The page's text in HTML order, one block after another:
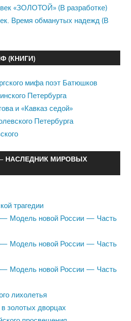
«ЗОЛОТОЙ» (В разработке)
Время обманутых надежд (В
(КНИГИ)
мифа поэт Батюшков
Петербурга
и «Кавказ седой»
Петербурга
НАСЛЕДНИК МИРОВЫХ
трагедии
— Модель новой России — Часть
— Модель новой России — Часть
— Модель новой России — Часть
лихолетья
золотых дворцах